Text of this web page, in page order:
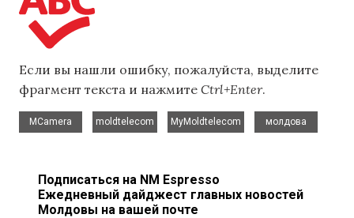
Если вы нашли ошибку, пожалуйста, выделите
фрагмент текста и нажмите Ctrl+Enter.
MCamera
moldtelecom
MyMoldtelecom
молдова
Подписаться на NM Espresso
Ежедневный дайджест главных новостей
Молдовы на вашей почте